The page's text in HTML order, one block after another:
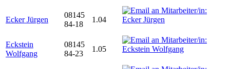
Ecker Jürgen
08145
84-18
1.04
Eckstein
Wolfgang
08145
84-23
1.05